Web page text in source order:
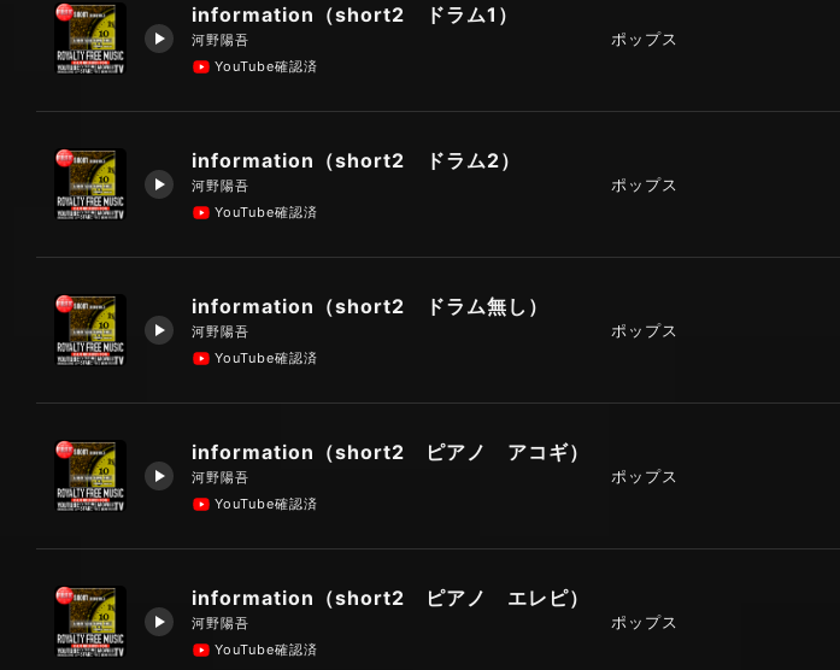
information（short2 ドラム1）
河野陽吾
YouTube確認済
ポップス
information（short2 ドラム2）
河野陽吾
YouTube確認済
ポップス
information（short2 ドラム無し）
河野陽吾
YouTube確認済
ポップス
information（short2 ピアノ アコギ）
河野陽吾
YouTube確認済
ポップス
information（short2 ピアノ エレピ）
河野陽吾
YouTube確認済
ポップス